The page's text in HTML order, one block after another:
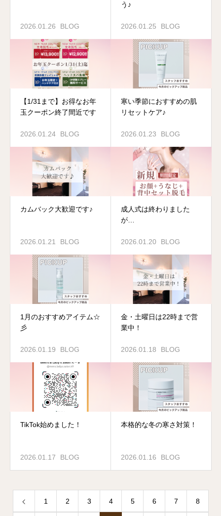
2026.01.26 BLOG
う♪
2026.01.25 BLOG
【1/31まで】お得なお年
玉クーポン終了間近です
2026.01.24 BLOG
寒い季節におすすめの肌
リセットケア♪
2026.01.23 BLOG
カムバック大歓迎です♪
2026.01.21 BLOG
成人式は終わりました
が…
2026.01.20 BLOG
1月のおすすめアイテム☆
彡
2026.01.19 BLOG
金・土曜日は22時まで営
業中！
2026.01.18 BLOG
TikTok始めました！
2026.01.17 BLOG
本格的な冬の寒さ対策！
2026.01.16 BLOG
1 2 3 4 5 6 7 8